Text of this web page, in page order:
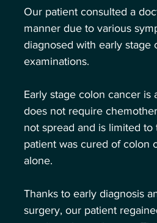
Our patient consulted a
manner due to various
diagnosed with early stage
examinations.
Early stage colon cancer is
does not require
not spread and is limited
patient was cured of colon
alone.
Thanks to early diagnosis
surgery, our patient